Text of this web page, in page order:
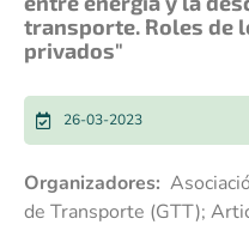
transporte. Roles de
privados"
26-03-2023
Organizadores:
de Transporte (GTT);